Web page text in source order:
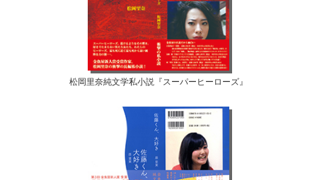
松岡里奈純文学私小説『スーパーヒーローズ』